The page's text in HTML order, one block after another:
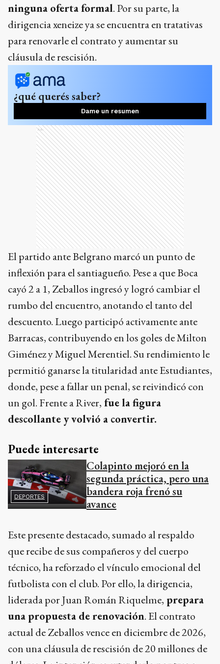
ninguna oferta formal. Por su parte, la
dirigencia xeneize ya se encuentra en tratativas
para renovarle el contrato y aumentar su
cláusula de rescisión.
¿qué querés saber?
Dame un resumen
Ads
El partido ante Belgrano marcó un punto de
inflexión para el santiagueño. Pese a que Boca
cayó 2 a 1, Zeballos ingresó y logró cambiar el
rumbo del encuentro, anotando el tanto del
descuento. Luego participó activamente ante
Barracas, contribuyendo en los goles de Milton
Giménez y Miguel Merentiel. Su rendimiento le
permitió ganarse la titularidad ante Estudiantes,
donde, pese a fallar un penal, se reivindicó con
un gol. Frente a River, fue la figura
descollante y volvió a convertir.
Puede interesarte
DEPORTES
Colapinto mejoró en la
segunda práctica, pero una
bandera roja frenó su
avance
Este presente destacado, sumado al respaldo
que recibe de sus compañeros y del cuerpo
técnico, ha reforzado el vínculo emocional del
futbolista con el club. Por ello, la dirigencia,
liderada por Juan Román Riquelme, prepara
una propuesta de renovación. El contrato
actual de Zeballos vence en diciembre de 2026,
con una cláusula de rescisión de 20 millones de